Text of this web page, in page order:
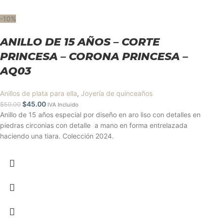
-10%
ANILLO DE 15 AÑOS – CORTE
PRINCESA – CORONA PRINCESA –
AQ03
Anillos de plata para ella, Joyería de quinceaños
$50.00 $45.00 IVA Incluido
Anillo de 15 años especial por diseño en aro liso con detalles en
piedras circonias con detalle a mano en forma entrelazada
haciendo una tiara. Colección 2024.